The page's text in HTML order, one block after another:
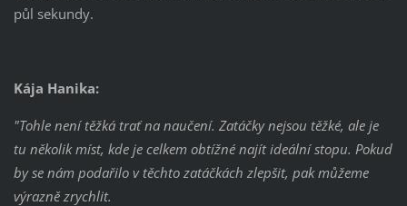
půl sekundy.
Kája Hanika:
"Tohle není těžká trať na naučení. Zatáčky nejsou těžké, ale je
tu několik míst, kde je celkem obtížné najít ideální stopu. Pokud
by se nám podařilo v těchto zatáčkách zlepšit, pak můžeme
výrazně zrychlit.